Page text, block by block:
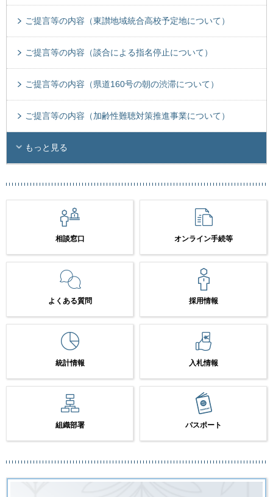
ご提言等の内容（東讃地域統合高校予定地について）
ご提言等の内容（談合による指名停止について）
ご提言等の内容（県道160号の朝の渋滞について）
ご提言等の内容（加齢性難聴対策推進事業について）
もっと見る
相談窓口 オンライン手続等
よくある質問 採用情報
統計情報 入札情報
組織部署 パスポート